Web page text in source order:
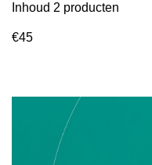
Inhoud 2 producten
€45